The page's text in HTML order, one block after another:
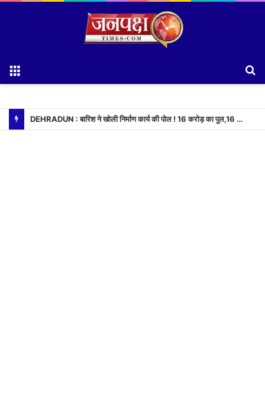
DEHRADUN : बारिश ने खोली निर्माण कार्य की पोल ! 16 करोड़ का पुल,16 दिन भी नही टिका